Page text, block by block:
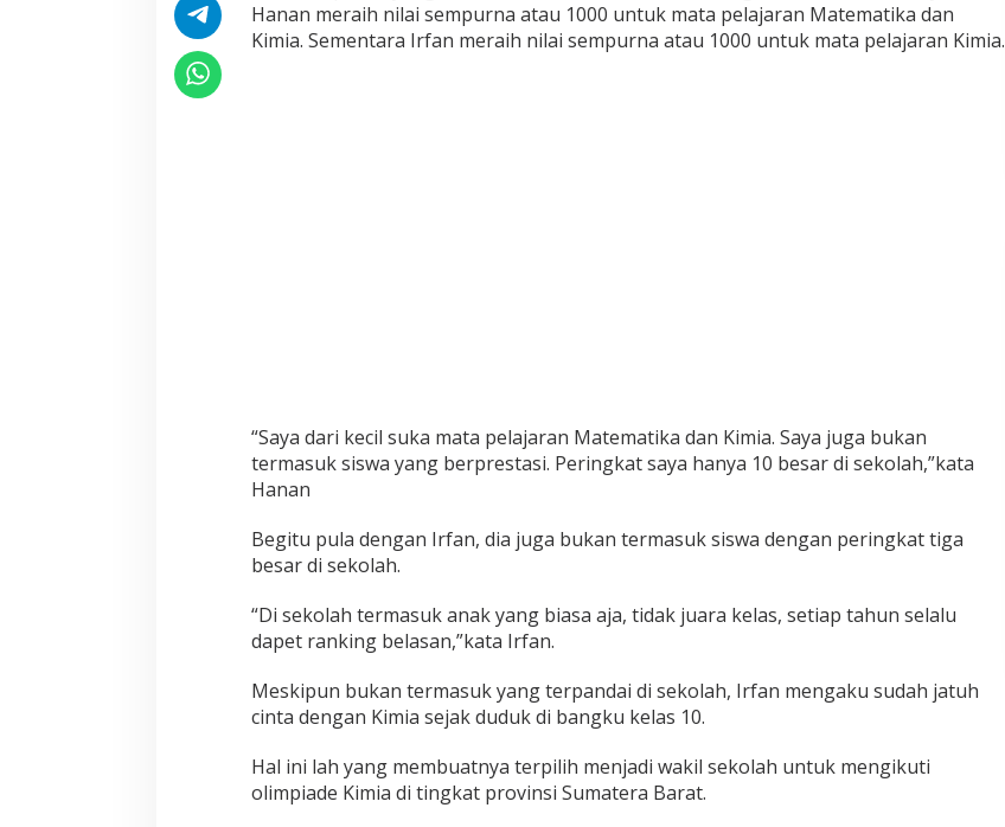
m
u
Hanan meraih nilai sempurna atau 1000 untuk mata pelajaran Matematika dan
Kimia. Sementara Irfan meraih nilai sempurna atau 1000 untuk mata pelajaran Kimia.
“Saya dari kecil suka mata pelajaran Matematika dan Kimia. Saya juga bukan
termasuk siswa yang berprestasi. Peringkat saya hanya 10 besar di sekolah,”kata
Hanan
Begitu pula dengan Irfan, dia juga bukan termasuk siswa dengan peringkat tiga
besar di sekolah.
“Di sekolah termasuk anak yang biasa aja, tidak juara kelas, setiap tahun selalu
dapet ranking belasan,”kata Irfan.
Meskipun bukan termasuk yang terpandai di sekolah, Irfan mengaku sudah jatuh
cinta dengan Kimia sejak duduk di bangku kelas 10.
Hal ini lah yang membuatnya terpilih menjadi wakil sekolah untuk mengikuti
olimpiade Kimia di tingkat provinsi Sumatera Barat.